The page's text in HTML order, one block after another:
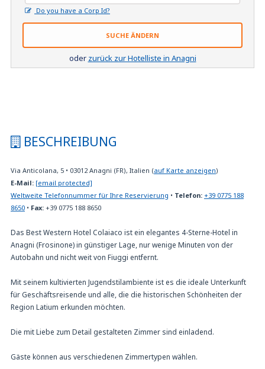
Do you have a Corp Id?
SUCHE ÄNDERN
oder zurück zur Hotelliste in Anagni
BESCHREIBUNG
Via Anticolana, 5 • 03012 Anagni (FR), Italien (auf Karte anzeigen)
E-Mail: [email protected]
Weltweite Telefonnummer für Ihre Reservierung • Telefon: +39 0775 188
8650 • Fax: +39 0775 188 8650
Das Best Western Hotel Colaiaco ist ein elegantes 4-Sterne-Hotel in
Anagni (Frosinone) in günstiger Lage, nur wenige Minuten von der
Autobahn und nicht weit von Fiuggi entfernt.
Mit seinem kultivierten Jugendstilambiente ist es die ideale Unterkunft
für Geschäftsreisende und alle, die die historischen Schönheiten der
Region Latium erkunden möchten.
Die mit Liebe zum Detail gestalteten Zimmer sind einladend.
Gäste können aus verschiedenen Zimmertypen wählen.